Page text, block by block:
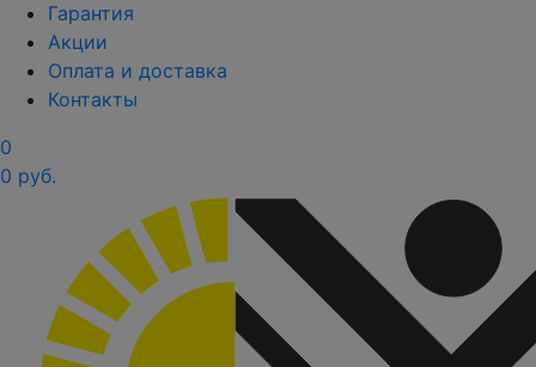
Гарантия
Акции
Оплата и доставка
Контакты
0
0 руб.